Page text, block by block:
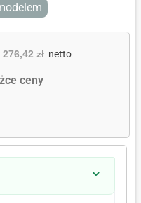
276,42 zł netto
ceny